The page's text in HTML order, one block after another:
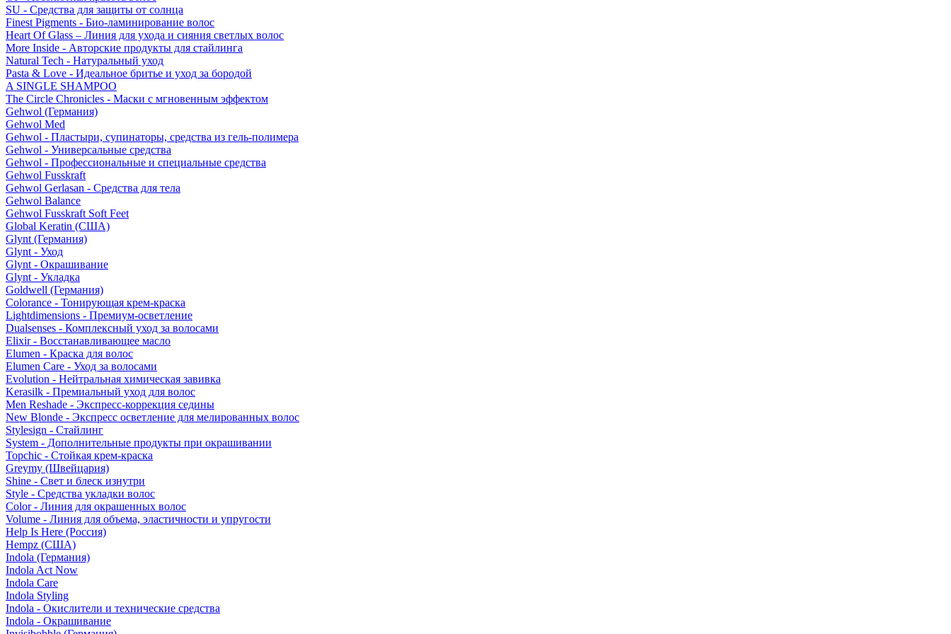
SU - Средства для защиты от солнца
Finest Pigments - Био-ламинирование волос
Heart Of Glass – Линия для ухода и сияния светлых волос
More Inside - Авторские продукты для стайлинга
Natural Tech - Натуральный уход
Pasta & Love - Идеальное бритье и уход за бородой
A SINGLE SHAMPOO
The Circle Chronicles - Маски с мгновенным эффектом
Gehwol (Германия)
Gehwol Med
Gehwol - Пластыри, супинаторы, средства из гель-полимера
Gehwol - Универсальные средства
Gehwol - Профессиональные и специальные средства
Gehwol Fusskraft
Gehwol Gerlasan - Средства для тела
Gehwol Balance
Gehwol Fusskraft Soft Feet
Global Keratin (США)
Glynt (Германия)
Glynt - Уход
Glynt - Окрашивание
Glynt - Укладка
Goldwell (Германия)
Colorance - Тонирующая крем-краска
Lightdimensions - Премиум-осветление
Dualsenses - Комплексный уход за волосами
Elixir - Восстанавливающее масло
Elumen - Краска для волос
Elumen Care - Уход за волосами
Evolution - Нейтральная химическая завивка
Kerasilk - Премиальный уход для волос
Men Reshade - Экспресс-коррекция седины
New Blonde - Экспресс осветление для мелированных волос
Stylesign - Стайлинг
System - Дополнительные продукты при окрашивании
Topchic - Стойкая крем-краска
Greymy (Швейцария)
Shine - Свет и блеск изнутри
Style - Средства укладки волос
Color - Линия для окрашенных волос
Volume - Линия для объема, эластичности и упругости
Help Is Here (Россия)
Hempz (США)
Indola (Германия)
Indola Act Now
Indola Care
Indola Styling
Indola - Окислители и технические средства
Indola - Окрашивание